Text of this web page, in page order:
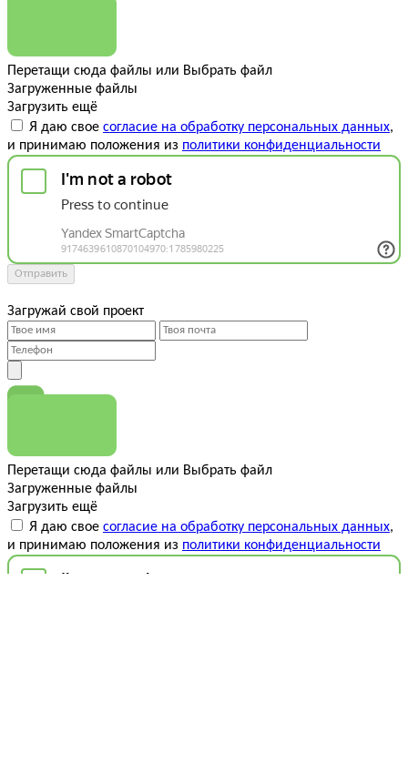
Перетащи сюда файлы или Выбрать файл
Загруженные файлы
Загрузить ещё
Я даю свое согласие на обработку персональных данных,
и принимаю положения из политики конфиденциальности
Отправить
Загружай свой проект
Перетащи сюда файлы или Выбрать файл
Загруженные файлы
Загрузить ещё
Я даю свое согласие на обработку персональных данных,
и принимаю положения из политики конфиденциальности